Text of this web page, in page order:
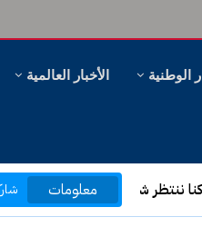
الوطنية الأخبار العالمية
ننتظر شيئا آخر، وهل سنظل
معلومات